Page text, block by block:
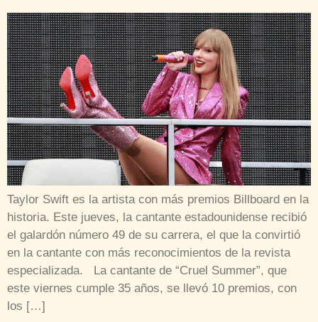
Taylor Swift es la artista con más premios Billboard en la
historia. Este jueves, la cantante estadounidense recibió
el galardón número 49 de su carrera, el que la convirtió
en la cantante con más reconocimientos de la revista
especializada. La cantante de “Cruel Summer”, que
este viernes cumple 35 años, se llevó 10 premios, con
los […]